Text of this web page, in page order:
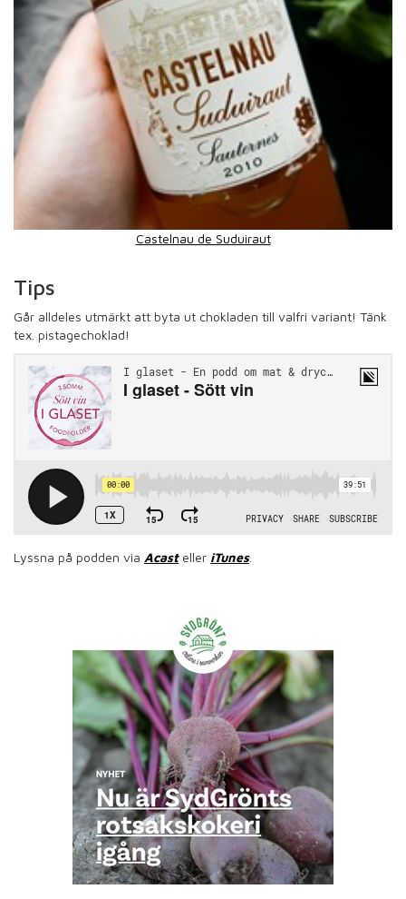
Castelnau de Suduiraut
Tips
Går alldeles utmärkt att byta ut chokladen till valfri variant! Tänk
tex. pistagechoklad!
Lyssna på podden via Acasteller iTunes.